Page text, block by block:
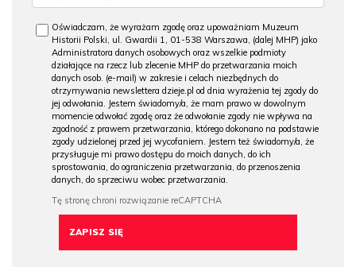
Oświadczam, że wyrażam zgodę oraz upoważniam Muzeum
Historii Polski, ul. Gwardii 1, 01-538 Warszawa, (dalej MHP) jako
Administratora danych osobowych oraz wszelkie podmioty
działające na rzecz lub zlecenie MHP do przetwarzania moich
danych osob. (e-mail) w zakresie i celach niezbędnych do
otrzymywania newslettera dzieje.pl od dnia wyrażenia tej zgody do
jej odwołania. Jestem świadomy/a, że mam prawo w dowolnym
momencie odwołać zgodę oraz że odwołanie zgody nie wpływa na
zgodność z prawem przetwarzania, którego dokonano na podstawie
zgody udzielonej przed jej wycofaniem. Jestem też świadomy/a, że
przysługuje mi prawo dostępu do moich danych, do ich
sprostowania, do ograniczenia przetwarzania, do przenoszenia
danych, do sprzeciwu wobec przetwarzania.